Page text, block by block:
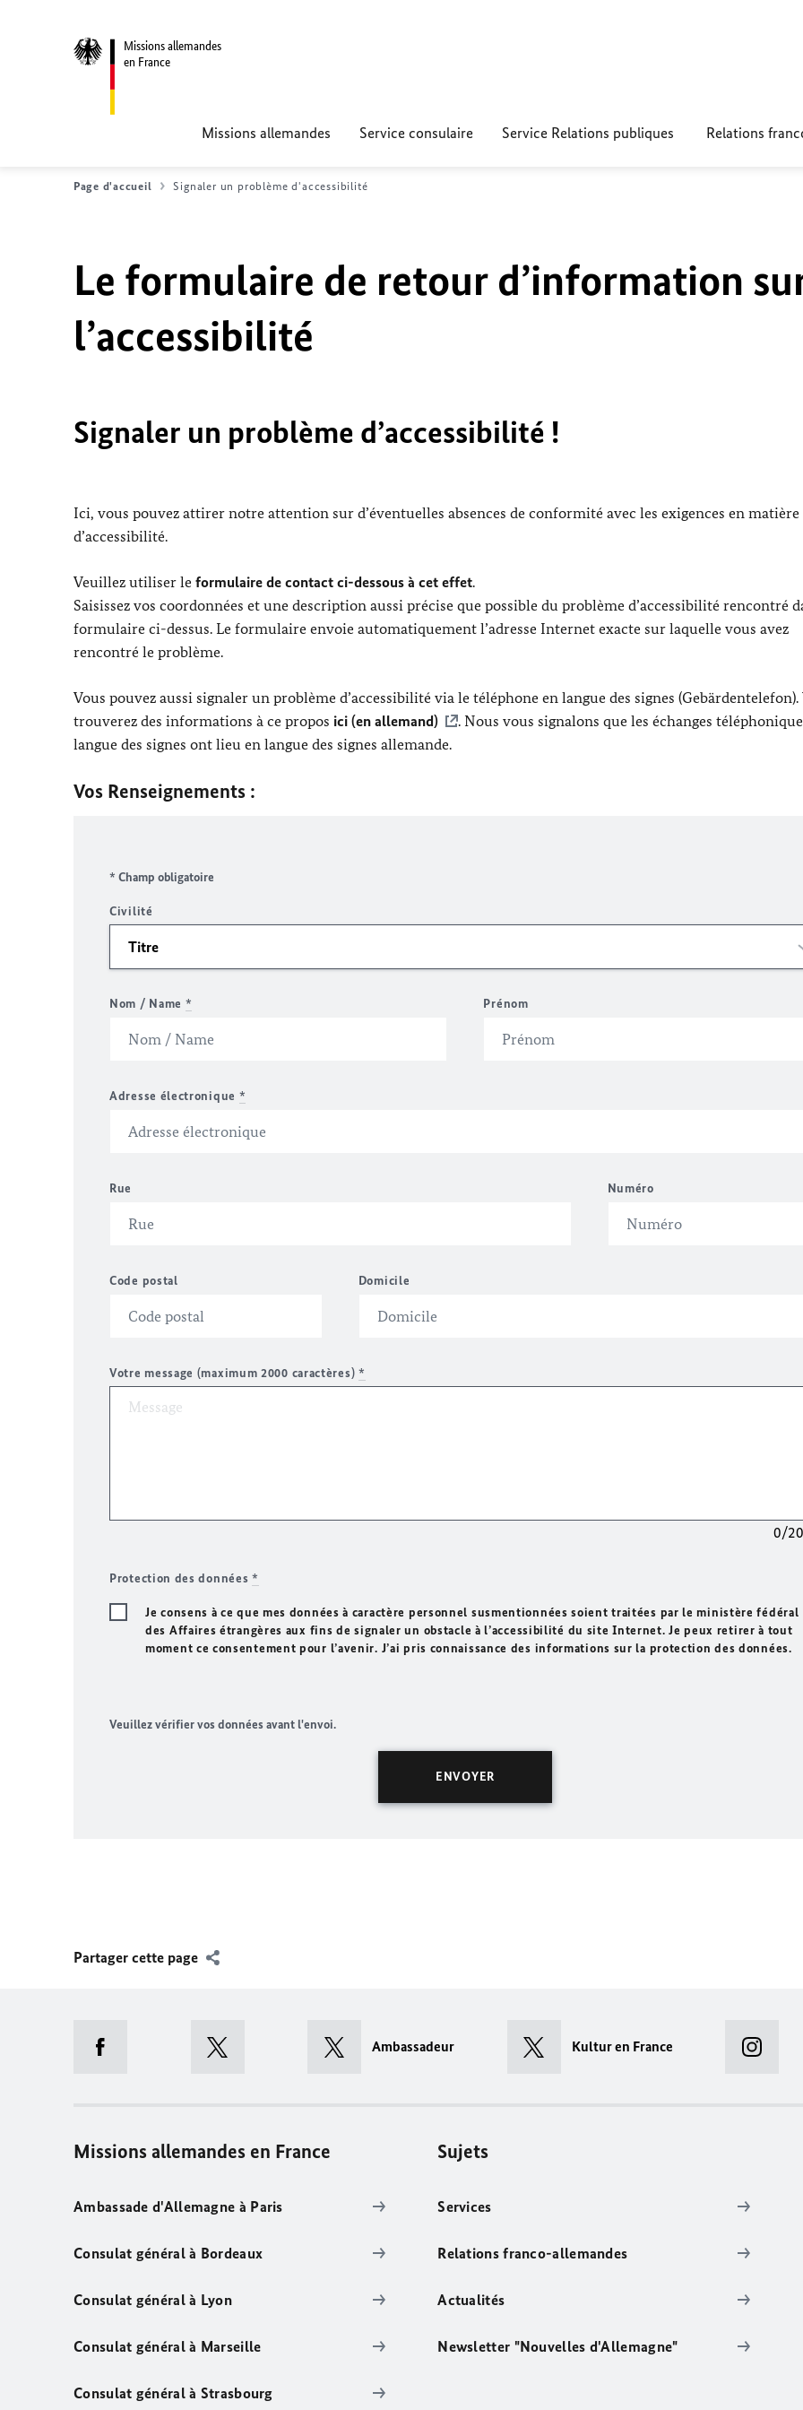
Missions allemandes
en France
Missions allemandes Service consulaire Service Relations publiques Relations
Page d'accueil Signaler un problème d'accessibilité
Le formulaire de retour d’information
l’accessibilité
Signaler un problème d’accessibilité !
Ici, vous pouvez attirer notre attention sur d’éventuelles absences de conformité avec les exigences en matière
d’accessibilité.
Veuillez utiliser le formulaire de contact ci-dessous à cet effet.
Saisissez vos coordonnées et une description aussi précise que possible du problème d’accessibilité rencontré
formulaire ci-dessus. Le formulaire envoie automatiquement l’adresse Internet exacte sur laquelle vous avez
rencontré le problème.
Vous pouvez aussi signaler un problème d’accessibilité via le téléphone en langue des signes (Gebärdentelefon).
trouverez des informations à ce propos ici (en allemand)
. Nous vous signalons que les échanges
langue des signes ont lieu en langue des signes allemande.
Vos Renseignements :
* Champ obligatoire
Civilité
Nom / Name * Prénom
Adresse électronique *
Rue Numéro
Code postal Domicile
Votre message (maximum 2000 caractères) *
0/
Protection des données*
Je consens à ce que mes données à caractère personnel susmentionnées soient traitées par le ministère fédéral
des Affaires étrangères aux fins de signaler un obstacle à l’accessibilité du site Internet. Je peux retirer à tout
moment ce consentement pour l’avenir. J’ai pris connaissance des informations sur la protection des données.
Veuillez vérifier vos données avant l'envoi.
Partager cette page
Ambassadeur Kultur en France
Missions allemandes en France
Ambassade d'Allemagne à Paris
Consulat général à Bordeaux
Consulat général à Lyon
Consulat général à Marseille
Consulat général à Strasbourg
Sujets
Services
Relations franco-allemandes
Actualités
Newsletter "Nouvelles d'Allemagne"